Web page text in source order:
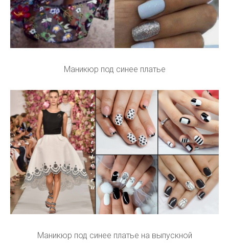
Маникюр под синее платье
Маникюр под синее платье на выпускной